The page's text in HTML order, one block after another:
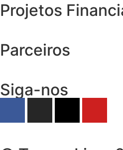
Projetos
Parceiros
Siga-nos